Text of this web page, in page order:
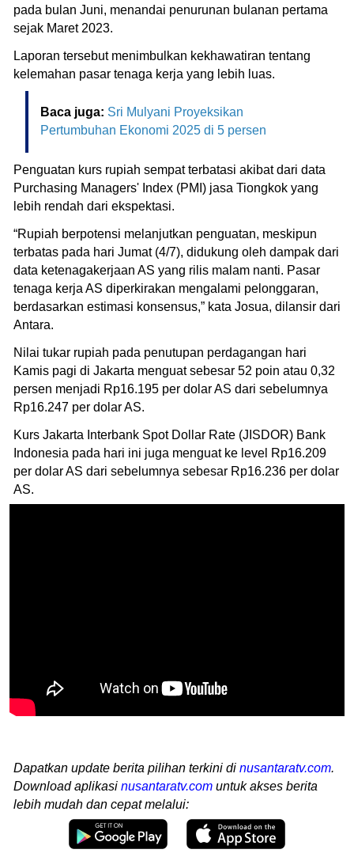
pada bulan Juni, menandai penurunan bulanan pertama
sejak Maret 2023.
Laporan tersebut menimbulkan kekhawatiran tentang
kelemahan pasar tenaga kerja yang lebih luas.
Baca juga: Sri Mulyani Proyeksikan
Pertumbuhan Ekonomi 2025 di 5 persen
Penguatan kurs rupiah sempat terbatasi akibat dari data
Purchasing Managers' Index (PMI) jasa Tiongkok yang
lebih rendah dari ekspektasi.
“Rupiah berpotensi melanjutkan penguatan, meskipun
terbatas pada hari Jumat (4/7), didukung oleh dampak dari
data ketenagakerjaan AS yang rilis malam nanti. Pasar
tenaga kerja AS diperkirakan mengalami pelonggaran,
berdasarkan estimasi konsensus,” kata Josua, dilansir dari
Antara.
Nilai tukar rupiah pada penutupan perdagangan hari
Kamis pagi di Jakarta menguat sebesar 52 poin atau 0,32
persen menjadi Rp16.195 per dolar AS dari sebelumnya
Rp16.247 per dolar AS.
Kurs Jakarta Interbank Spot Dollar Rate (JISDOR) Bank
Indonesia pada hari ini juga menguat ke level Rp16.209
per dolar AS dari sebelumnya sebesar Rp16.236 per dolar
AS.
Dapatkan update berita pilihan terkini di nusantaratv.com.
Download aplikasi nusantaratv.com untuk akses berita
lebih mudah dan cepat melalui: